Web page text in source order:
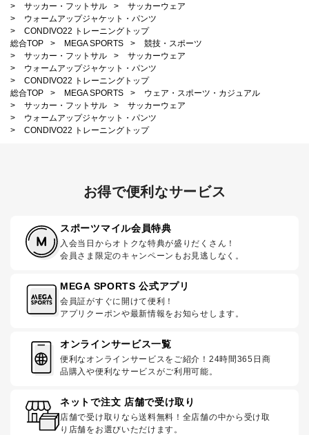
>
サッカー・フットサル >
サッカーウェア
>
ウォームアップジャケット・パンツ
>
CONDIVO22 トレーニングトップ
総合TOP
> MEGA SPORTS >
競技・スポーツ
>
サッカー・フットサル >
サッカーウェア
>
ウォームアップジャケット・パンツ
>
CONDIVO22 トレーニングトップ
総合TOP
> MEGA SPORTS >
ウェア・スポーツ・カジュアル
>
サッカー・フットサル >
サッカーウェア
>
ウォームアップジャケット・パンツ
>
CONDIVO22 トレーニングトップ
お得で便利なサービス
スポーツマイル会員特典
入会当日からオトクな特典が盛りだくさん！
会員さま限定のキャンペーンもお見逃しなく。
MEGA SPORTS 公式アプリ
会員証がすぐに開けて便利！
アプリクーポンや最新情報をお知らせします。
オンラインサービス一覧
便利なオンラインサービスをご紹介！24時間365日商
品購入や便利なサービスがご利用可能。
ネットで注文 店舗で受け取り
店舗で受け取りなら送料無料！全店舗の中から受け取
り店舗をお選びいただけます。